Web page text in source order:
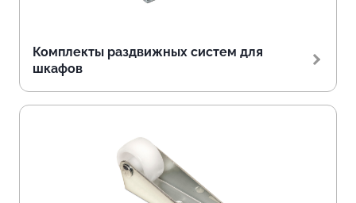
Комплекты раздвижных систем для
шкафов